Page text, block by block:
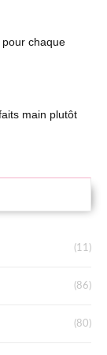
pour chaque
main plutôt
(11)
(86)
(80)